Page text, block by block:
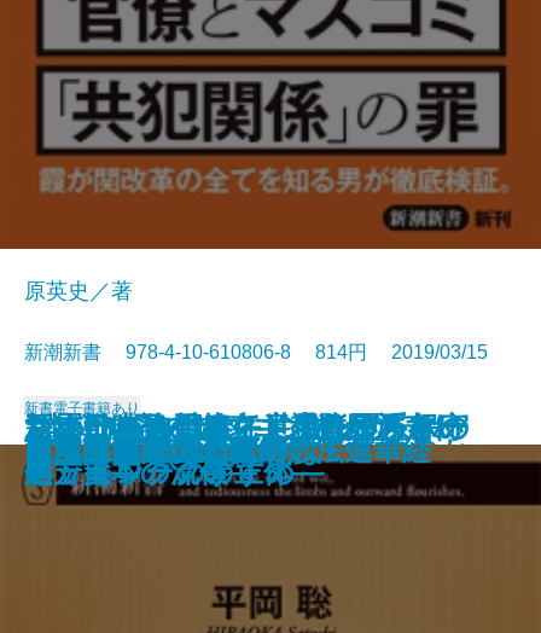
深層日本論―ヤマト少数民族とい
う視座―
皇室はなぜ世界で尊敬されるのか
生死の覚悟
1本5000円のレンコンがバカ売れ
する理由
パスタぎらい
誰の味方でもありません
総理の女
「場当たり的」が会社を潰す
天皇の憂鬱
岩盤規制―誰が成長を阻むのか―
原英史／著
新潮新書 978-4-10-610806-8 814円 2019/03/15
新書電子書籍あり
南無阿弥陀仏と南無妙法蓮華経
「承認欲求」の呪縛
新冷戦時代の超克―「持たざる
国」日本の流儀―
ドラマへの遺言
日本共産党の正体
ちょいバカ戦略―意識低い系マー
ケティングのすすめ―
リベラルを潰せ―世界を覆う保守
ネットワークの正体―
昆虫は美味い！
もっと言ってはいけない
さよなら自己責任―生きづらさの
処方箋―